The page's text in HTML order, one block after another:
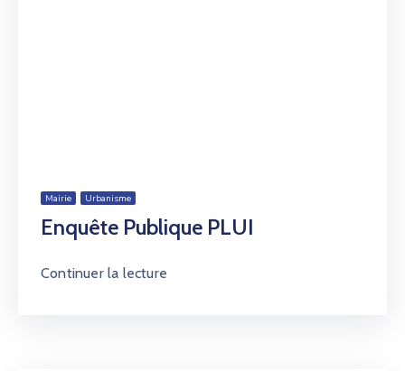
Mairie Urbanisme
Enquête Publique PLUI
Continuer la lecture